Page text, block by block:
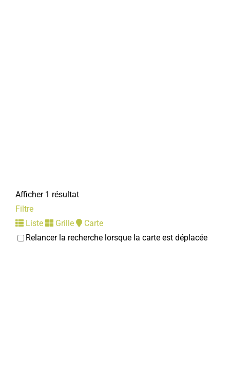
Afficher 1 résultat
Filtre
Liste
Grille
Carte
Relancer la recherche lorsque la carte est déplacée